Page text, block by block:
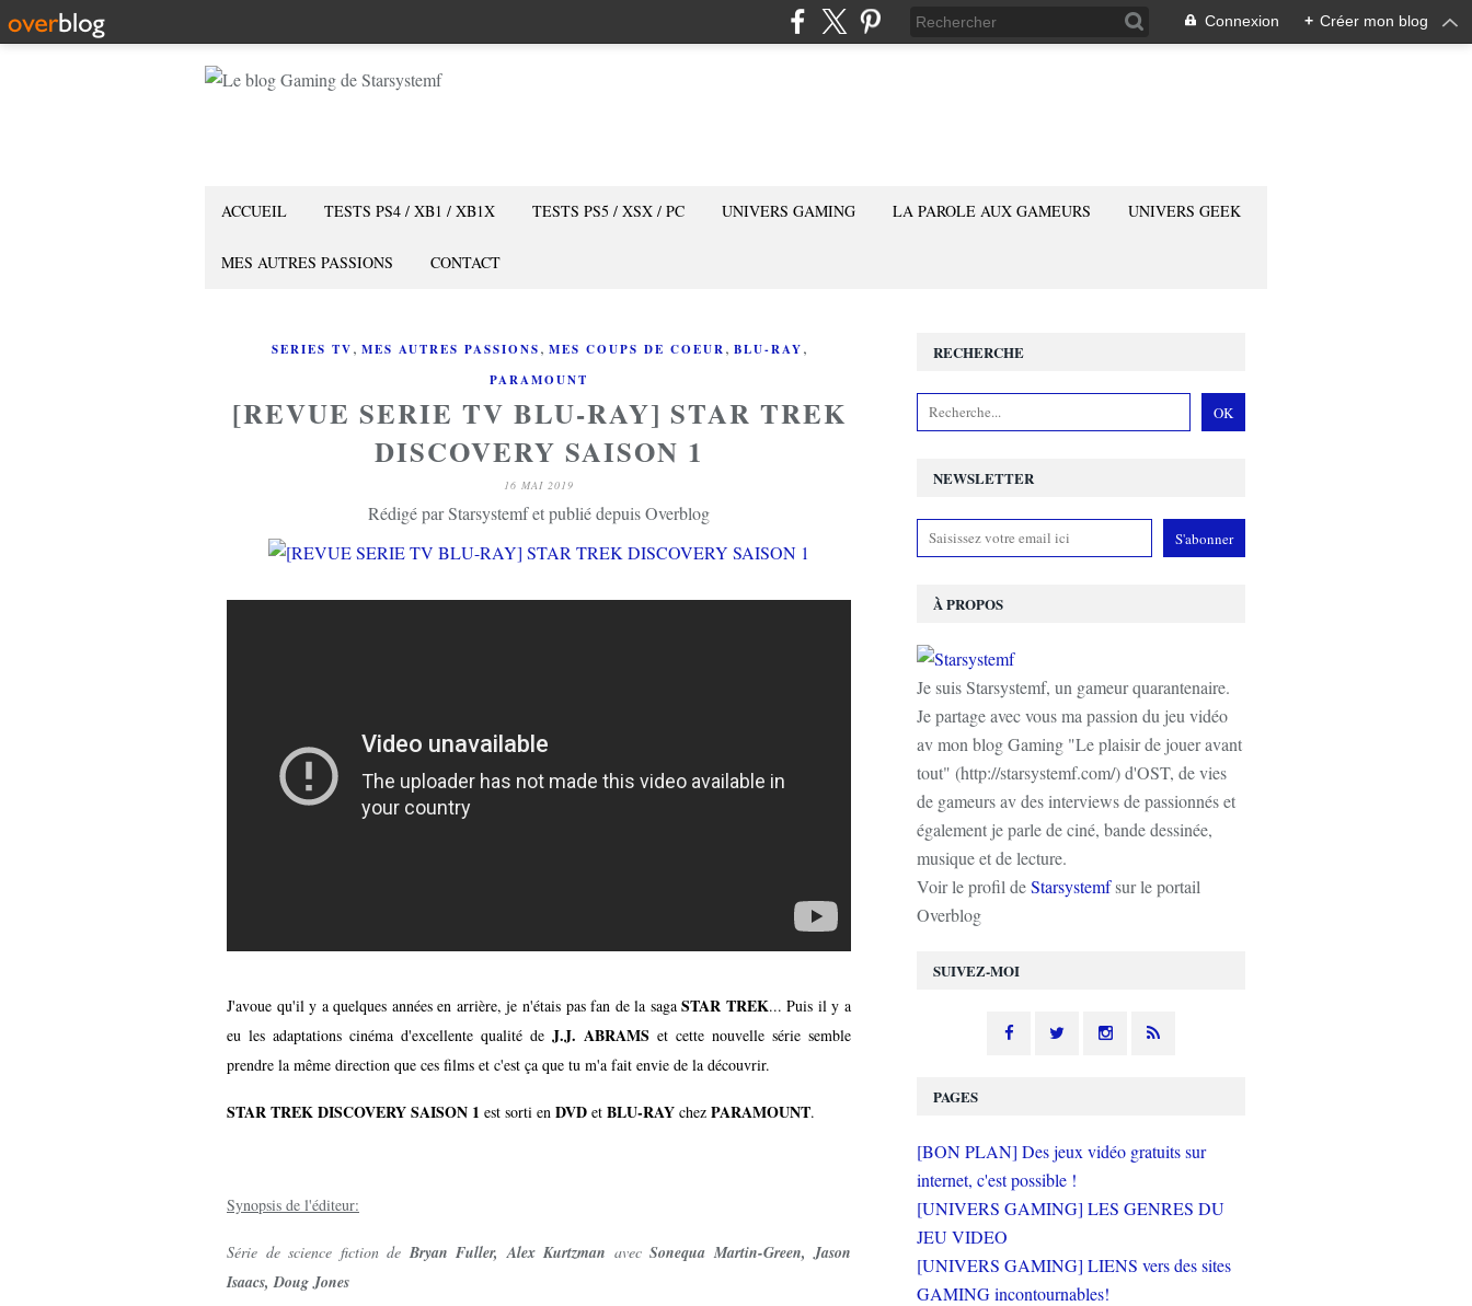
Connexion + Créer mon blog
ACCUEIL TESTS PS4 / XB1 / XB1X TESTS PS5 / XSX / PC UNIVERS GAMING LA PAROLE AUX GAMEURS UNIVERS GEEK
MES AUTRES PASSIONS CONTACT
SERIES TV, MES AUTRES PASSIONS, MES COUPS DE COEUR, BLU-RAY,
PARAMOUNT
[REVUE SERIE TV BLU-RAY] STAR TREK
DISCOVERY SAISON 1
16 MAI 2019
Rédigé par Starsystemf et publié depuis Overblog
J'avoue qu'il y a quelques années en arrière, je n'étais pas fan de la sagaSTAR TREK... Puis il y a
eu les adaptations cinéma d'excellente qualité de J.J. ABRAMS et cette nouvelle série semble
prendre la même direction que ces films et c'est ça que tu m'a fait envie de la découvrir.
STAR TREK DISCOVERY SAISON 1 est sorti en DVD et BLU-RAY chez PARAMOUNT.
Synopsis de l'éditeur:
Série de science fiction de Bryan Fuller, Alex Kurtzman avecSonequa Martin-Green, Jason
Isaacs, Doug Jones
NEWSLETTER
SUIVEZ-MOI
RECHERCHE
À PROPOS
Je suis Starsystemf, un gameur quarantenaire.
Je partage avec vous ma passion du jeu vidéo
av mon blog Gaming "Le plaisir de jouer avant
tout" (http://starsystemf.com/) d'OST, de vies
de gameurs av des interviews de passionnés et
également je parle de ciné, bande dessinée,
musique et de lecture.
Voir le profil deStarsystemfsur le portail
Overblog
PAGES
[BON PLAN] Des jeux vidéo gratuits sur
internet, c'est possible !
[UNIVERS GAMING] LES GENRES DU
JEU VIDEO
[UNIVERS GAMING] LIENS vers des sites
GAMING incontournables!